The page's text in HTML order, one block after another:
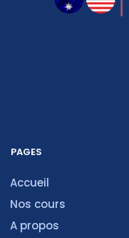
PAGES
Accueil
Nos cours
A propos